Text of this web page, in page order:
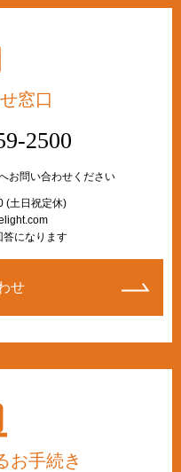
窓口
2500
お問い合わせください
(土日祝定休)
になります
せ
お手続き